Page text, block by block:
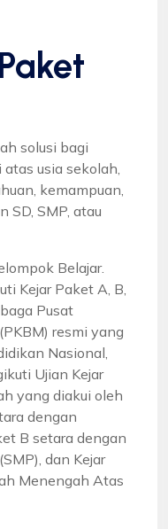
solusi bagi
usia sekolah,
kemampuan,
SD, SMP, atau
Belajar.
Kejar Paket A, B,
Pusat
resmi yang
Nasional,
Ujian Kejar
yang diakui oleh
dengan
B setara dengan
dan Kejar
Menengah Atas